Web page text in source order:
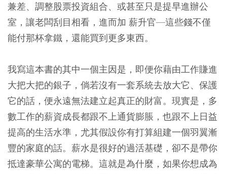
兼差、調整股票投資組合、或甚至只是提早進辦公
室，讓老闆刮目相看，進而加 薪升官—這些錢不僅
能付那杯拿鐵，還能買到更多東西。
我寫這本書的其中一個主因是，即便你藉由工作賺進
大把大把的銀子，倘若沒有一套系統去放大它、保護
它的話，便永遠無法建立起真正的財富。現實是，多
數工作的薪資成長都跟不上通貨膨脹，也跟不上日益
提高的生活水準，尤其假設你有打算組建一個羽翼漸
豐的家庭的話。薪水是很好的過活基礎，卻不是帶你
抵達豪華公寓的電梯。這就是為什麼，如果你想成為